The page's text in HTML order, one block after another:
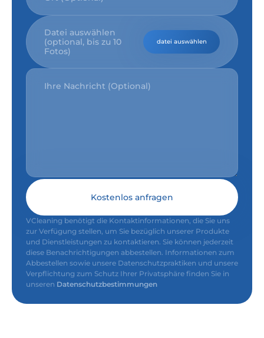
Datei auswählen
(optional, bis zu 10
Fotos)
datei auswählen
Kostenlos anfragen
VCleaning benötigt die Kontaktinformationen, die Sie uns
zur Verfügung stellen, um Sie bezüglich unserer Produkte
und Dienstleistungen zu kontaktieren. Sie können jederzeit
diese Benachrichtigungen abbestellen. Informationen zum
Abbestellen sowie unsere Datenschutzpraktiken und unsere
Verpflichtung zum Schutz Ihrer Privatsphäre finden Sie in
unseren Datenschutzbestimmungen